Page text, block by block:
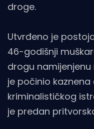
droge.
Utvrđeno je
46-godišnji
drogu
je počinio
kriminalističkog
je predan